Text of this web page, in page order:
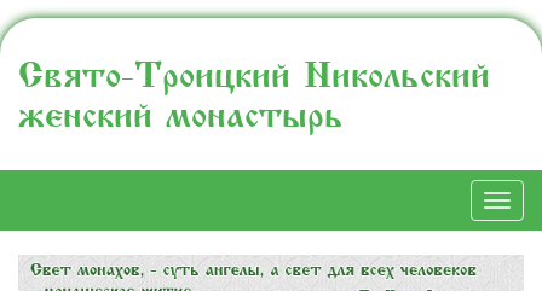
Свято-Троицкий Никольский
женский монастырь